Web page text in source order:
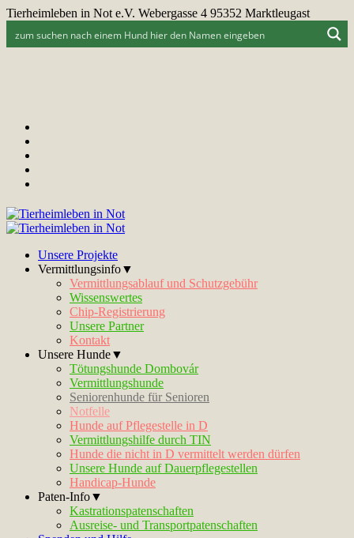
Tierheimleben in Not e.V. Webergasse 4 95352 Marktleugast
Unsere Projekte
Vermittlungsinfo▼
Vermittlungsablauf und Schutzgebühr
Wissenswertes
Chip-Registrierung
Unsere Partner
Kontakt
Unsere Hunde▼
Tötungshunde Dombovár
Vermittlungshunde
Seniorenhunde für Senioren
Notfelle
Hunde auf Pflegestelle in D
Vermittlungshilfe durch TIN
Hunde die nicht in D vermittelt werden dürfen
Unsere Hunde auf Dauerpflegestellen
Handicap-Hunde
Paten-Info▼
Kastrationspatenschaften
Ausreise- und Transportpatenschaften